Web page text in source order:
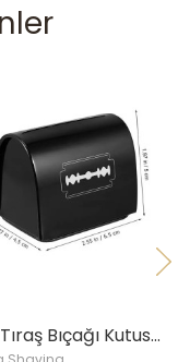
Atık Tıraş Bıçağı Kutusu, Siyah